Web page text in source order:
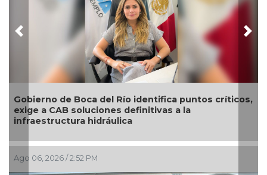
Boca del Río identifica puntos críticos,
soluciones definitivas a la
hidráulica
PM
El diálogo
Previous